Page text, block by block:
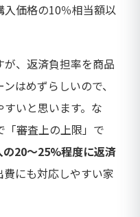
入価格の10％相当額以
、返済負担率を商品
はめずらしいので、
いと思います。な
「審査上の上限」で
20〜25%程度に返済
費にも対応しやすい家